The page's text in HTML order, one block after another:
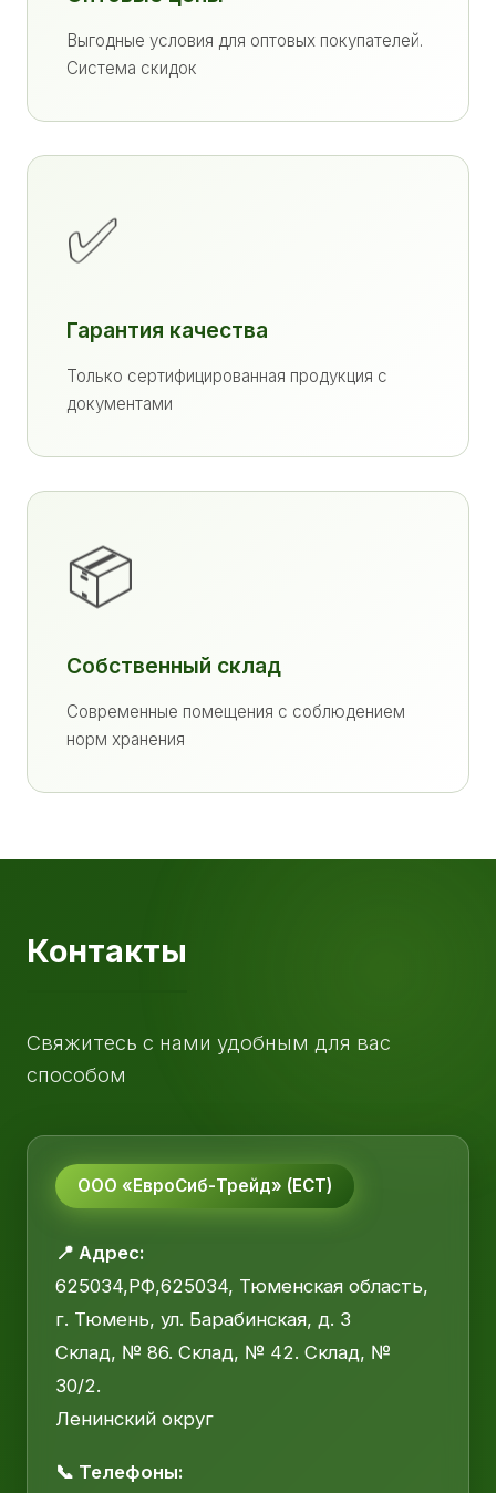
Выгодные условия для оптовых покупателей.
Система скидок
✅
Гарантия качества
Только сертифицированная продукция с
документами
📦
Собственный склад
Современные помещения с соблюдением
норм хранения
Контакты
Свяжитесь с нами удобным для вас
способом
ООО «ЕвроСиб-Трейд» (ЕСТ)
📍 Адрес:
625034,РФ,625034, Тюменская область,
г. Тюмень, ул. Барабинская, д. 3
Склад, № 86. Склад, № 42. Склад, №
30/2.
Ленинский округ
📞 Телефоны: